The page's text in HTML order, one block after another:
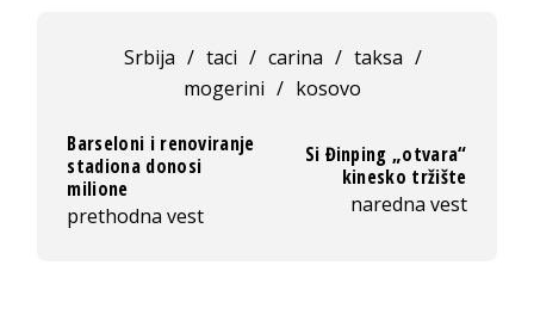
Srbija / taci / carina / taksa /
mogerini / kosovo
Barseloni i renoviranje
stadiona donosi
milione
prethodna vest
Si Đinping „otvara“
kinesko tržište
naredna vest